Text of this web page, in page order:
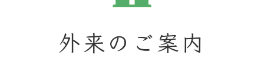
外来のご案内